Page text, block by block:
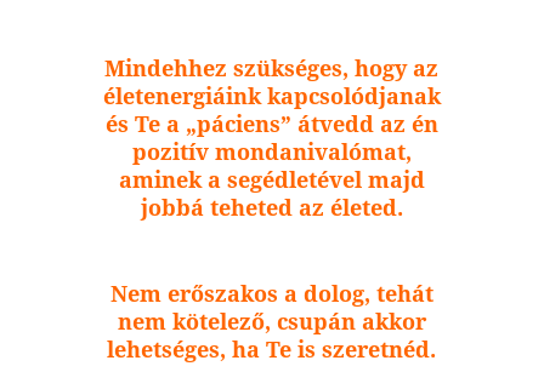
Mindehhez szükséges, hogy az
életenergiáink kapcsolódjanak
és Te a „páciens” átvedd az én
pozitív mondanivalómat,
aminek a segédletével majd
jobbá teheted az életed.
Nem erőszakos a dolog, tehát
nem kötelező, csupán akkor
lehetséges, ha Te is szeretnéd.